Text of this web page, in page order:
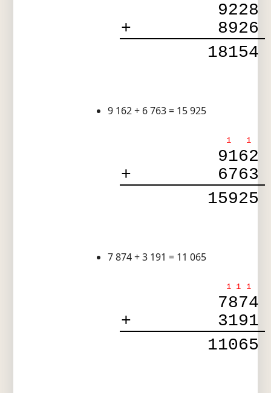
9228
+
8926
18154
9 162 + 6 763 = 15 925
1 1
9162
+
6763
15925
7 874 + 3 191 = 11 065
1 1 1
7874
+
3191
11065